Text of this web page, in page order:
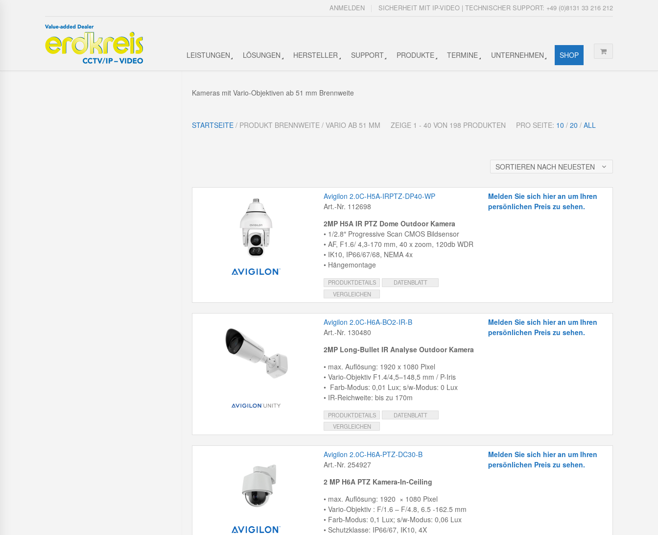
SICHERHEIT MIT IP-VIDEO | TECHNISCHER SUPPORT: +49 (0)8131 33 216 212
ANMELDEN
LEISTUNGEN LÖSUNGEN HERSTELLER SUPPORT PRODUKTE TERMINE UNTERNEHMEN SHOP
Kameras mit Vario-Objektiven ab 51 mm Brennweite
STARTSEITE / PRODUKT BRENNWEITE / VARIO AB 51 MM ZEIGE 1 - 40 VON 198 PRODUKTEN PRO SEITE: 10 / 20 / ALL
SORTIEREN NACH NEUESTEN
Avigilon 2.0C-H5A-IRPTZ-DP40-WP
Art.-Nr. 112698
2MP H5A IR PTZ Dome Outdoor Kamera
• 1/2.8″ Progressive Scan CMOS Bildsensor
• AF, F1.6/ 4,3-170 mm, 40 x zoom, 120db WDR
• IK10, IP66/67/68, NEMA 4x
• Hängemontage
PRODUKTDETAILS
DATENBLATT
VERGLEICHEN
Melden Sie sich hier an um Ihren
persönlichen Preis zu sehen.
Avigilon 2.0C-H6A-BO2-IR-B
Art.-Nr. 130480
2MP Long-Bullet IR Analyse Outdoor Kamera
• max. Auflösung: 1920 x 1080 Pixel
• Vario-Objektiv F1.4/4,5–148,5 mm / P-Iris
• Farb-Modus: 0,01 Lux; s/w-Modus: 0 Lux
• IR-Reichweite: bis zu 170m
PRODUKTDETAILS
DATENBLATT
VERGLEICHEN
Melden Sie sich hier an um Ihren
persönlichen Preis zu sehen.
Avigilon 2.0C-H6A-PTZ-DC30-B
Art.-Nr. 254927
2 MP H6A PTZ Kamera-In-Ceiling
• max. Auflösung: 1920 × 1080 Pixel
• Vario-Objektiv : F/1.6 – F/4.8, 6.5 -162.5 mm
• Farb-Modus: 0,1 Lux; s/w-Modus: 0,06 Lux
• Schutzklasse: IP66/67, IK10, 4X
Melden Sie sich hier an um Ihren
persönlichen Preis zu sehen.